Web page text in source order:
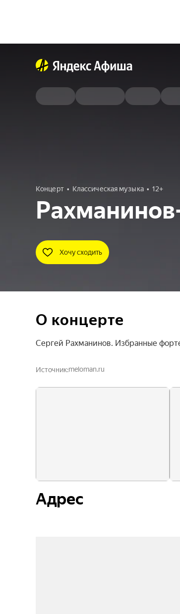
Концерт Классическая музыка 12+
Хочу сходить
О концерте
Сергей Рахманинов. Избранные
Источникmeloman.ru
Адрес